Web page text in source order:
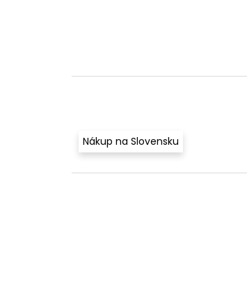
Nákup na Slovensku